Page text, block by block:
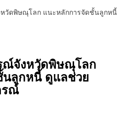
วัดพิษณุโลก แนะหลักการจัดชั้นลูกหนี้
จังหวัดพิษณุโลก
นลูกหนี้ ดูแลช่วย
รณ์